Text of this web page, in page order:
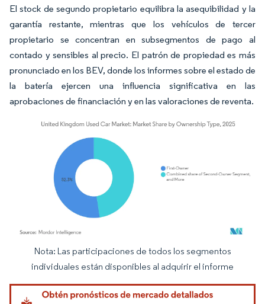
El stock de segundo propietario equilibra la asequibilidad y la
garantía restante, mientras que los vehículos de tercer
propietario se concentran en subsegmentos de pago al
contado y sensibles al precio. El patrón de propiedad es más
pronunciado en los BEV, donde los informes sobre el estado de
la batería ejercen una influencia significativa en las
aprobaciones de financiación y en las valoraciones de reventa.
Imagen © Mordor Intelligence. El uso requiere atribución según CC BY 4.0.
Nota: Las participaciones de todos los segmentos
individuales están disponibles al adquirir el informe